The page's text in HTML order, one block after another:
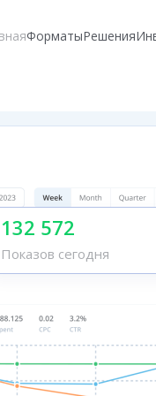
ФорматыРешения
132 572
Показов сегодня